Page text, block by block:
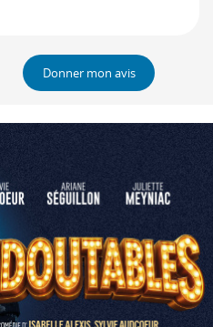
Donner mon avis